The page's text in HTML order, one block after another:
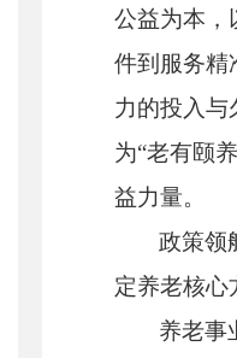
公益为本，
件到服务精
力的投入与
为“老有颐
益力量。
政策领
定养老核心
养老事